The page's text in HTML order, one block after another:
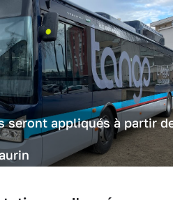
seront appliqués à partir